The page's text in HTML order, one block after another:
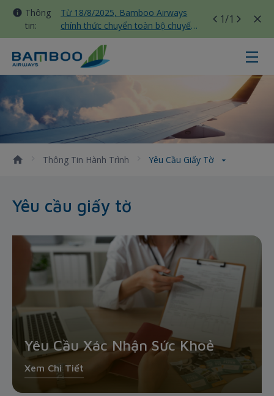
Thông
tin:
Từ 18/8/2025, Bamboo Airways
chính thức chuyển toàn bộ chuyến
bay nội địa sang nhà ga T3 Tân
Sơn Nhất
1/1
Yêu cầu giấy tờ - Bamboo Airways
Thông Tin Hành Trình Yêu Cầu Giấy Tờ
Yêu cầu giấy tờ
Yêu Cầu Xác Nhận Sức Khoẻ
Xem Chi Tiết